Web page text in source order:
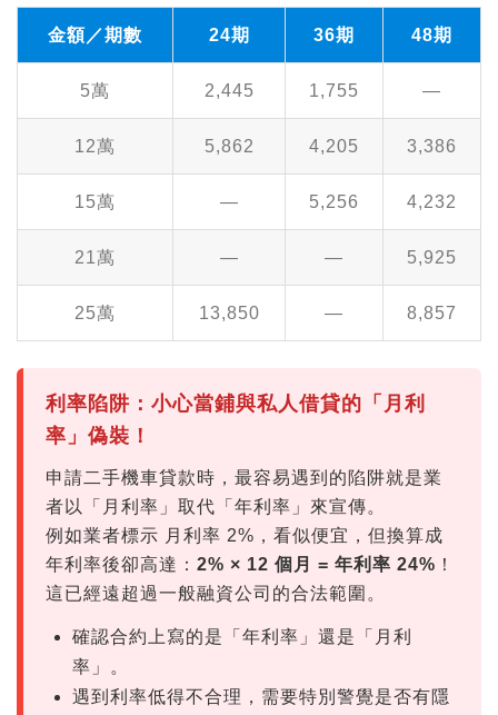
金額／期數 24期 36期 48期
5萬 2,445 1,755 —
12萬 5,862 4,205 3,386
15萬 — 5,256 4,232
21萬 — — 5,925
25萬 13,850 — 8,857
利率陷阱：小心當鋪與私人借貸的「月利
率」偽裝！
申請二手機車貸款時，最容易遇到的陷阱就是業
者以「月利率」取代「年利率」來宣傳。
例如業者標示 月利率 2%，看似便宜，但換算成
年利率後卻高達： 2% × 12 個月 = 年利率 24% ！
這已經遠超過一般融資公司的合法範圍。
確認合約上寫的是「年利率」還是「月利
率」。
遇到利率低得不合理，需要特別警覺是否有隱